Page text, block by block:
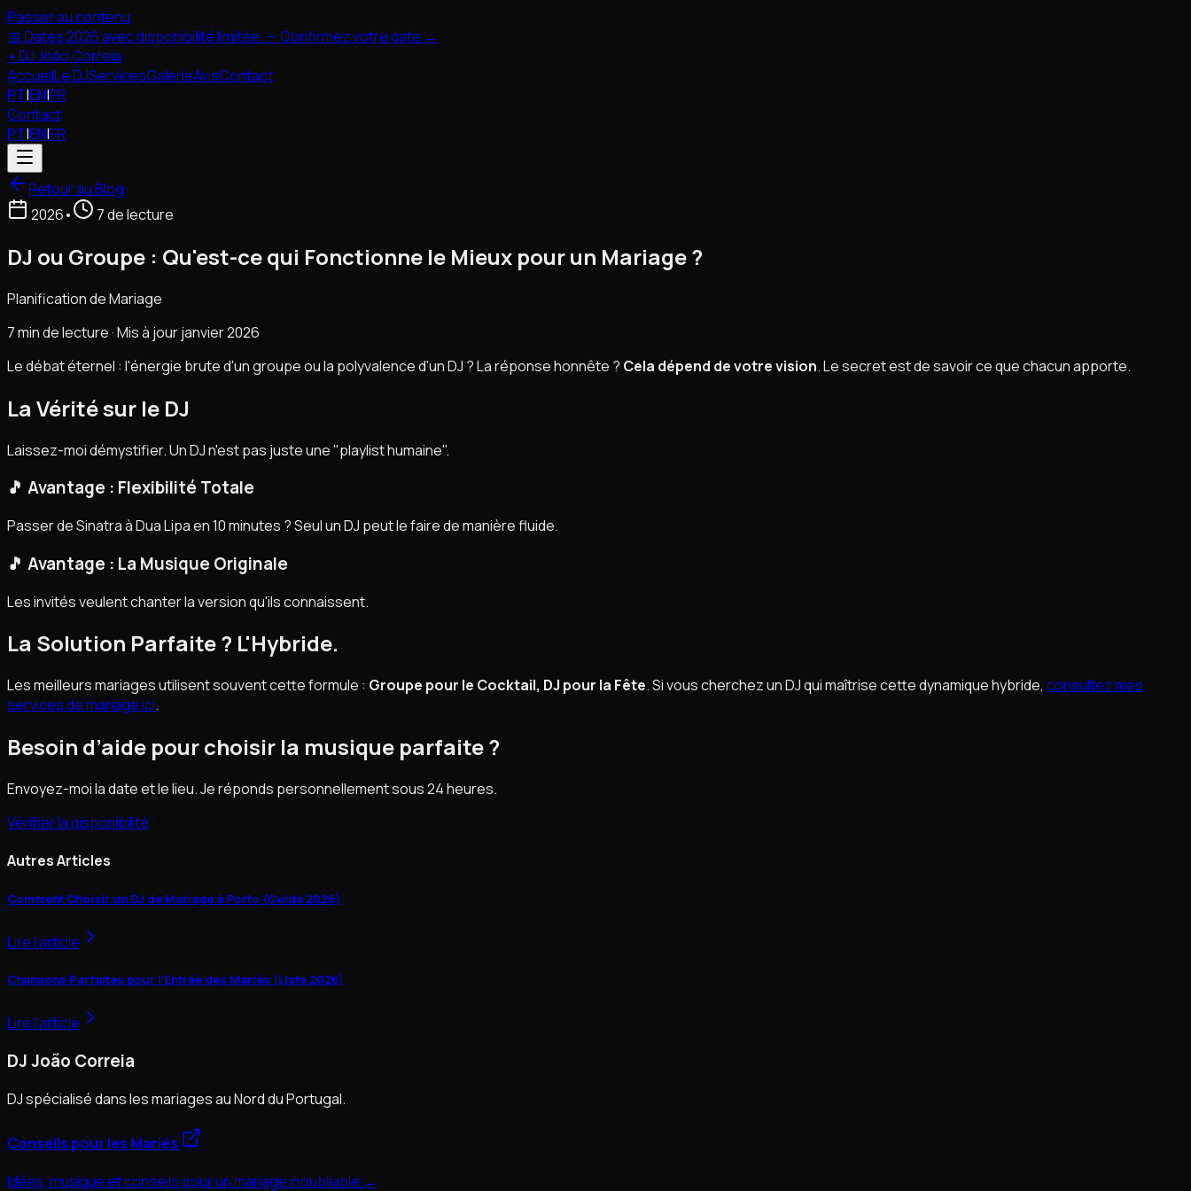
Passer au contenu
📅 Dates 2026 avec disponibilité limitée. — Confirmez votre date →
• DJ João Correia
AccueilLe DJServicesGalerieAvisContact
PT|EN|FR
Contact
PT|EN|FR
Retour au Blog
2026• 7 de lecture
DJ ou Groupe : Qu'est-ce qui Fonctionne le Mieux pour un Mariage ?
Planification de Mariage
7 min de lecture · Mis à jour janvier 2026
Le débat éternel : l'énergie brute d'un groupe ou la polyvalence d'un DJ ? La réponse honnête ? Cela dépend de votre vision. Le secret est de savoir ce que chacun apporte.
La Vérité sur le DJ
Laissez-moi démystifier. Un DJ n'est pas juste une "playlist humaine".
🎵 Avantage : Flexibilité Totale
Passer de Sinatra à Dua Lipa en 10 minutes ? Seul un DJ peut le faire de manière fluide.
🎵 Avantage : La Musique Originale
Les invités veulent chanter la version qu'ils connaissent.
La Solution Parfaite ? L'Hybride.
Les meilleurs mariages utilisent souvent cette formule : Groupe pour le Cocktail, DJ pour la Fête. Si vous cherchez un DJ qui maîtrise cette dynamique hybride, consultez mes
services de mariage ici.
Besoin d’aide pour choisir la musique parfaite ?
Envoyez-moi la date et le lieu. Je réponds personnellement sous 24 heures.
Vérifier la disponibilité
Autres Articles
Comment Choisir un DJ de Mariage à Porto (Guide 2026)
Lire l'article
Chansons Parfaites pour l'Entrée des Mariés (Liste 2026)
Lire l'article
DJ João Correia
DJ spécialisé dans les mariages au Nord du Portugal.
Conseils pour les Mariés
Idées, musique et conseils pour un mariage inoubliable →